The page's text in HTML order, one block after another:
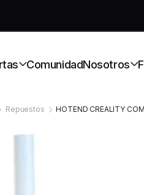
ComunidadNosotros
Repuestos HOTEND CREALITY